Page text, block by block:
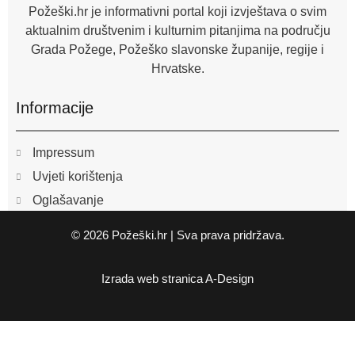
f
Požeški.hr je informativni portal koji izvještava o svim
aktualnim društvenim i kulturnim pitanjima na području
Grada Požege, Požeško slavonske županije, regije i
Hrvatske.
Informacije
Impressum
Uvjeti korištenja
Oglašavanje
© 2026 Požeški.hr | Sva prava pridržava.
Izrada web stranicaA-Design